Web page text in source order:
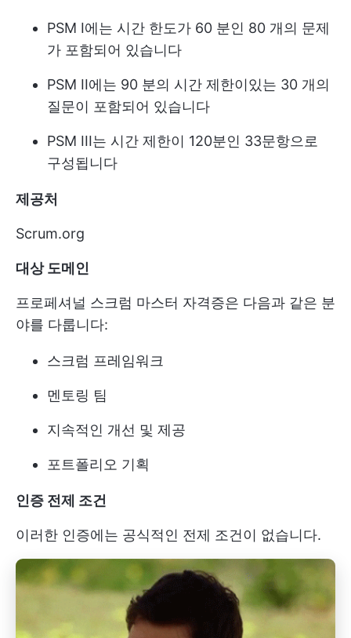
PSM I에는 시간 한도가 60 분인 80 개의 문제
가 포함되어 있습니다
PSM II에는 90 분의 시간 제한이있는 30 개의
질문이 포함되어 있습니다
PSM III는 시간 제한이 120분인 33문항으로
구성됩니다
제공처
Scrum.org
대상 도메인
프로페셔널 스크럼 마스터 자격증은 다음과 같은 분
야를 다룹니다:
스크럼 프레임워크
멘토링 팀
지속적인 개선 및 제공
포트폴리오 기획
인증 전제 조건
이러한 인증에는 공식적인 전제 조건이 없습니다.